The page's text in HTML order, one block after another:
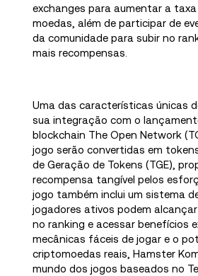
exchanges para aumentar a
moedas, além de participar de
da comunidade para subir no
mais recompensas.
Uma das características únicas
sua integração com o
blockchain The Open Network
jogo serão convertidas em
de Geração de Tokens (TGE),
recompensa tangível pelos
jogo também inclui um sistema
jogadores ativos podem
no ranking e acessar benefícios
mecânicas fáceis de jogar e o
criptomoedas reais, Hamster
mundo dos jogos baseados no